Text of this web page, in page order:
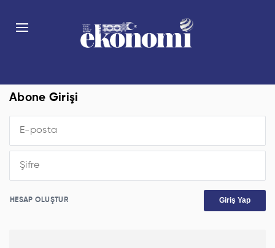
Abone Girişi
HESAP OLUŞTUR Giriş Yap